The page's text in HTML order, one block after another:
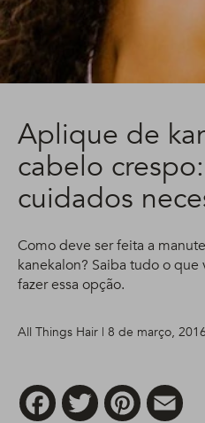
Aplique de
cabelo
cuidados
Como deve ser feita a
kanekalon? Saiba tudo o
fazer essa opção.
All Things Hair | 8 de março, 2016
FacebookTwitter Pinterest